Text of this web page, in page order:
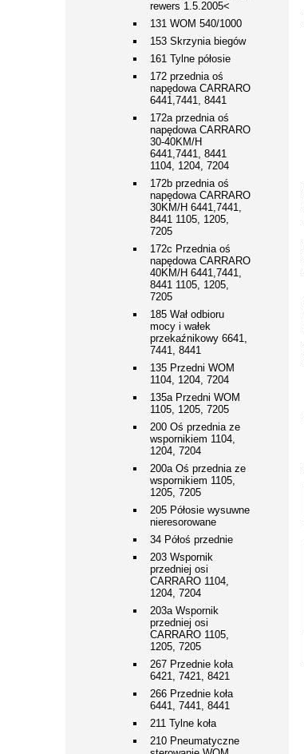
rewers 1.5.2005<
131 WOM 540/1000
153 Skrzynia biegów
161 Tylne półosie
172 przednia oś
napędowa CARRARO
6441,7441, 8441
172a przednia oś
napędowa CARRARO
30-40KM/H
6441,7441, 8441
1104, 1204, 7204
172b przednia oś
napędowa CARRARO
30KM/H 6441,7441,
8441 1105, 1205,
7205
172c Przednia oś
napędowa CARRARO
40KM/H 6441,7441,
8441 1105, 1205,
7205
185 Wał odbioru
mocy i wałek
przekaźnikowy 6641,
7441, 8441
135 Przedni WOM
1104, 1204, 7204
135a Przedni WOM
1105, 1205, 7205
200 Oś przednia ze
wspornikiem 1104,
1204, 7204
200a Oś przednia ze
wspornikiem 1105,
1205, 7205
205 Półosie wysuwne
nieresorowane
34 Półoś przednie
203 Wspornik
przedniej osi
CARRARO 1104,
1204, 7204
203a Wspornik
przedniej osi
CARRARO 1105,
1205, 7205
267 Przednie koła
6421, 7421, 8421
266 Przednie koła
6441, 7441, 8441
211 Tylne koła
210 Pneumatyczne